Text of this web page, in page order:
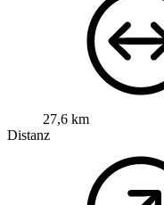
27,6 km
Distanz